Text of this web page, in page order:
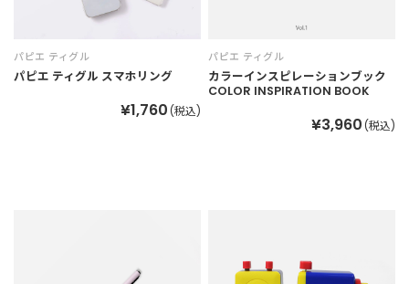
パピエ ティグル
パピエ ティグル スマホリング
¥1,760 (税込)
パピエ ティグル
カラーインスピレーションブック
COLOR INSPIRATION BOOK
¥3,960 (税込)